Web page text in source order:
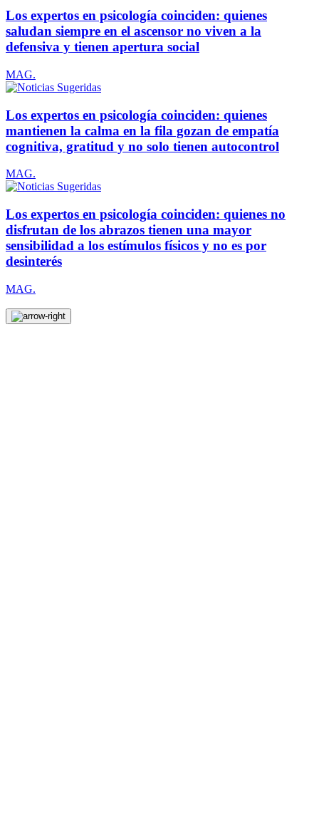
Los expertos en psicología coinciden: quienes
saludan siempre en el ascensor no viven a la
defensiva y tienen apertura social
MAG.
Los expertos en psicología coinciden: quienes
mantienen la calma en la fila gozan de empatía
cognitiva, gratitud y no solo tienen autocontrol
MAG.
Los expertos en psicología coinciden: quienes no
disfrutan de los abrazos tienen una mayor
sensibilidad a los estímulos físicos y no es por
desinterés
MAG.